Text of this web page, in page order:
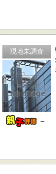
現地未調査
－